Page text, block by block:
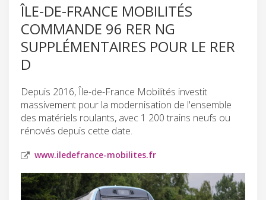
ÎLE-DE-FRANCE MOBILITÉS
COMMANDE 96 RER NG
SUPPLÉMENTAIRES POUR LE RER
D
Depuis 2016, Île-de-France Mobilités investit
massivement pour la modernisation de l'ensemble
des matériels roulants, avec 1 200 trains neufs ou
rénovés depuis cette date.
www.iledefrance-mobilites.fr